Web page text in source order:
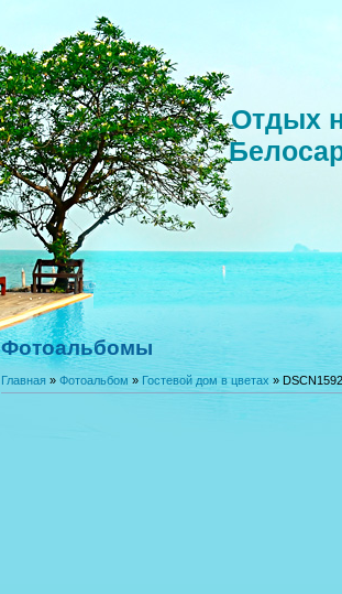
Отдых
Фотоальбомы
Главная » Фотоальбом » Гостевой дом в цветах » DSCN1592